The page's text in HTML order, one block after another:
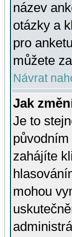
název
otázky a
pro
můžete
Návrat
Jak
Je to
zahájíte
mohou